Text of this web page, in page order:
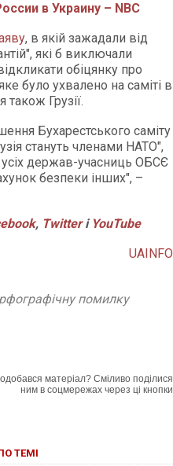
в Украину – NBC
, в якій зажадали від
які б виключали
обіцянку про
було ухвалено на саміті в
також Грузії.
Бухарестського саміту
стануть членами НАТО",
держав-учасниць ОБСЄ
безпеки інших", –
, Twitterі YouTube
UAINFO
помилку
матеріал? Сміливо поділися
ним в соцмережах через ці кнопки
ТЕМІ